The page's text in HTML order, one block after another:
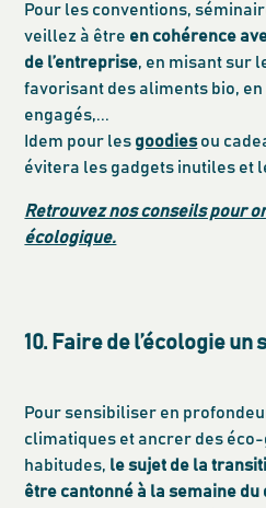
Pour les conventions,
veillez à être en cohérence
de l’entreprise, en misant sur
favorisant des aliments bio,
engagés,...
Idem pour les goodiesou
évitera les gadgets inutiles et
Retrouvez nos conseils pour
écologique.
10. Faire de l’écologie
Pour sensibiliser en
climatiques et ancrer des
habitudes, le sujet de la
être cantonné à la semaine